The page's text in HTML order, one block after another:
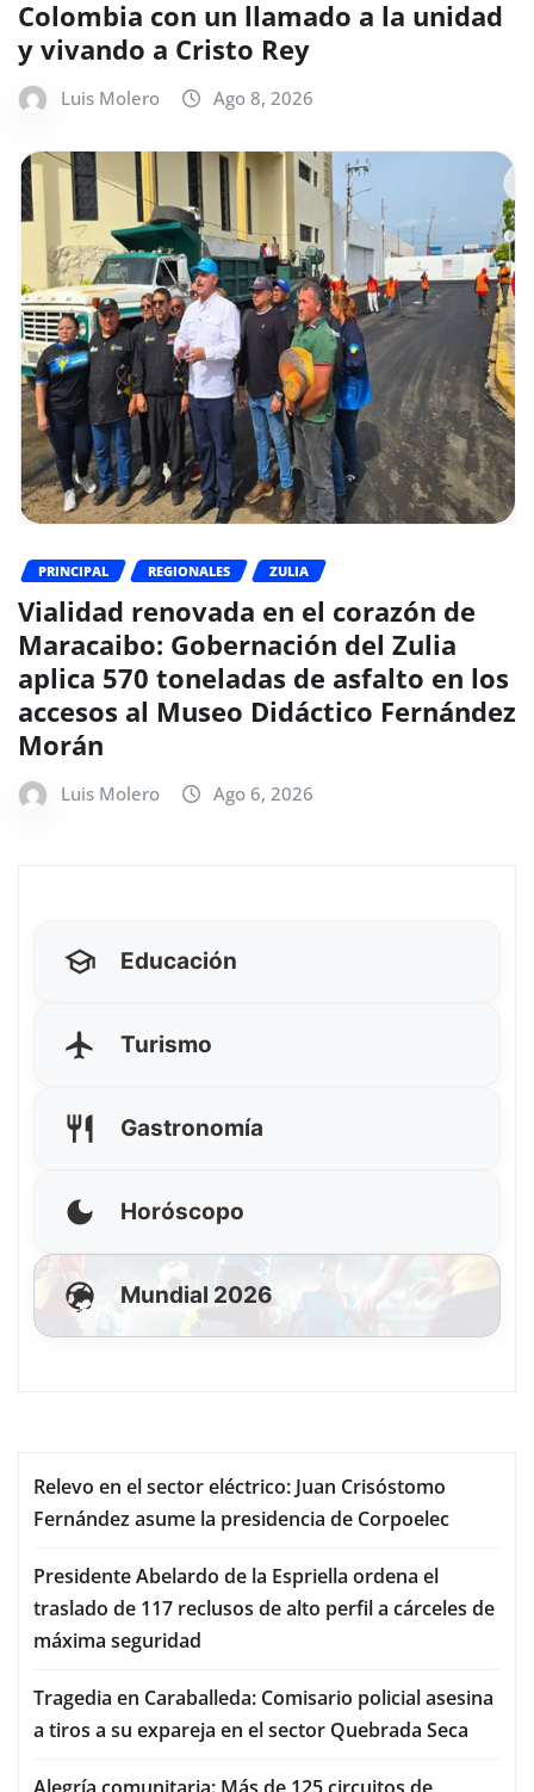
Colombia con un llamado a la unidad
y vivando a Cristo Rey
Luis Molero Ago 8, 2026
PRINCIPAL REGIONALES ZULIA
Vialidad renovada en el corazón de
Maracaibo: Gobernación del Zulia
aplica 570 toneladas de asfalto en los
accesos al Museo Didáctico Fernández
Morán
Luis Molero Ago 6, 2026
Educación
Turismo
Gastronomía
Horóscopo
Mundial 2026
Relevo en el sector eléctrico: Juan Crisóstomo
Fernández asume la presidencia de Corpoelec
Presidente Abelardo de la Espriella ordena el
traslado de 117 reclusos de alto perfil a cárceles de
máxima seguridad
Tragedia en Caraballeda: Comisario policial asesina
a tiros a su expareja en el sector Quebrada Seca